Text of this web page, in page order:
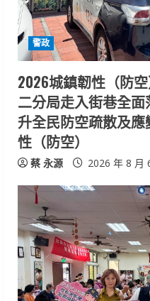
d
i
n
g
警政
2026城鎮韌性（防
二分局走入街巷全
升全民防空疏散及
性（防空）
蔡 永源 2026 年 8 月